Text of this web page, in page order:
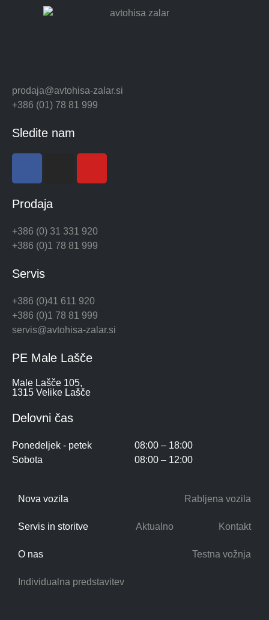
prodaja@avtohisa-zalar.si
+386 (01) 78 81 999
Sledite nam
Prodaja
+386 (0) 31 331 920
+386 (0)1 78 81 999
Servis
+386 (0)41 611 920
+386 (0)1 78 81 999
servis@avtohisa-zalar.si
PE Male Lašče
Male Lašče 105,
1315 Velike Lašče
Delovni čas
Ponedeljek - petek
08:00 – 18:00
Sobota
08:00 – 12:00
Nova vozila Rabljena vozila
Servis in storitve Aktualno Kontakt
O nas Testna vožnja
Individualna predstavitev